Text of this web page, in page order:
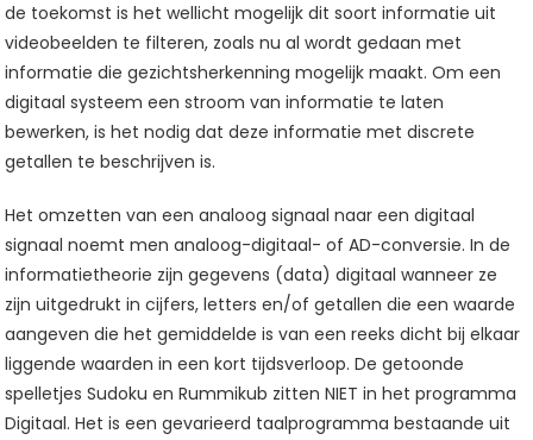
de toekomst is het wellicht mogelijk dit soort informatie uit
videobeelden te filteren, zoals nu al wordt gedaan met
informatie die gezichtsherkenning mogelijk maakt. Om een
digitaal systeem een stroom van informatie te laten
bewerken, is het nodig dat deze informatie met discrete
getallen te beschrijven is.
Het omzetten van een analoog signaal naar een digitaal
signaal noemt men analoog-digitaal- of AD-conversie. In de
informatietheorie zijn gegevens (data) digitaal wanneer ze
zijn uitgedrukt in cijfers, letters en/of getallen die een waarde
aangeven die het gemiddelde is van een reeks dicht bij elkaar
liggende waarden in een kort tijdsverloop. De getoonde
spelletjes Sudoku en Rummikub zitten NIET in het programma
Digitaal. Het is een gevarieerd taalprogramma bestaande uit